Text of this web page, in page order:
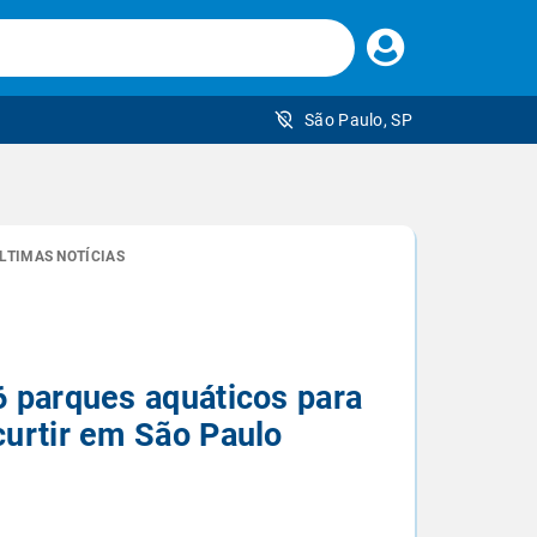
Faça
seu
São Paulo, SP
NOTÍCIAS
parques aquáticos para
em São Paulo
brasileiro